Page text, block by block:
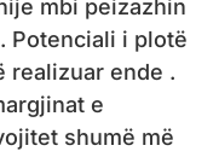
mbi peizazhin
Potenciali i plotë
realizuar ende .
e
shumë më